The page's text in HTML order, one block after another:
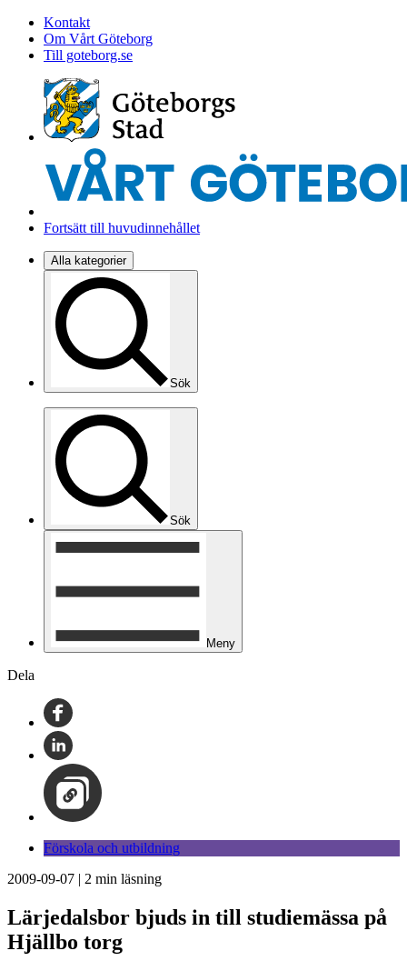
Kontakt
Om Vårt Göteborg
Till goteborg.se
Fortsätt till huvudinnehållet
Alla kategorier
Sök
Sök
Meny
Dela
Förskola och utbildning
2009-09-07 | 2 min läsning
Lärjedalsbor bjuds in till studiemässa på
Hjällbo torg